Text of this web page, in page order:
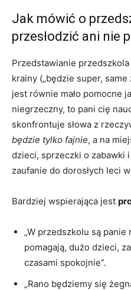
Jak mówić o
przesłodzić ani nie
Przedstawianie przedszkola
krainy („będzie super,
jest równie mało pomocne
niegrzeczny, to pani cię
skonfrontuje słowa z
będzie tylko fajnie, a na
dzieci, sprzeczki o zabawki
zaufanie do dorosłych leci w
Bardziej wspierająca jest
„W przedszkolu są
pomagają, dużo dzieci,
czasami spokojnie”.
„Rano będziemy się